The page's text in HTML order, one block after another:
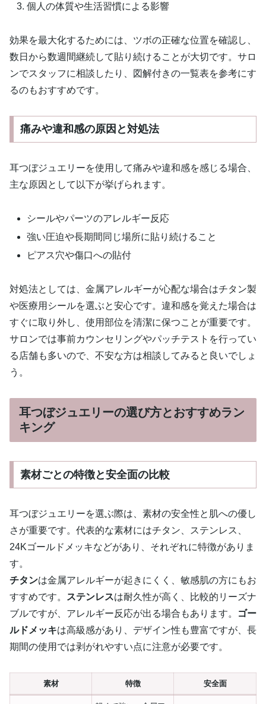
個人の体質や生活習慣による影響
効果を最大化するためには、ツボの正確な位置を確認し、
数日から数週間継続して貼り続けることが大切です。サロ
ンでスタッフに相談したり、図解付きの一覧表を参考にす
るのもおすすめです。
痛みや違和感の原因と対処法
耳つぼジュエリーを使用して痛みや違和感を感じる場合、
主な原因として以下が挙げられます。
シールやパーツのアレルギー反応
強い圧迫や長期間同じ場所に貼り続けること
ピアス穴や傷口への貼付
対処法としては、金属アレルギーが心配な場合はチタン製
や医療用シールを選ぶと安心です。違和感を覚えた場合は
すぐに取り外し、使用部位を清潔に保つことが重要です。
サロンでは事前カウンセリングやパッチテストを行ってい
る店舗も多いので、不安な方は相談してみると良いでしょ
う。
耳つぼジュエリーの選び方とおすすめラン
キング
素材ごとの特徴と安全面の比較
耳つぼジュエリーを選ぶ際は、素材の安全性と肌への優し
さが重要です。代表的な素材にはチタン、ステンレス、
24Kゴールドメッキなどがあり、それぞれに特徴がありま
す。
チタンは金属アレルギーが起きにくく、敏感肌の方にもお
すすめです。
ステンレスは耐久性が高く、比較的リーズナ
ブルですが、アレルギー反応が出る場合もあります。
ゴー
ルドメッキは高級感があり、デザイン性も豊富ですが、長
期間の使用では剥がれやすい点に注意が必要です。
素材 特徴 安全面